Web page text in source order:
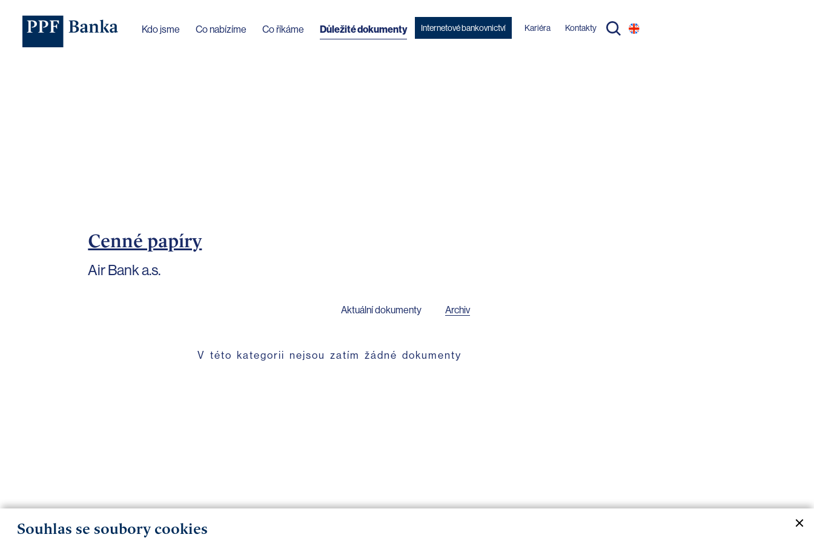
Souhlas se soubory cookies
Kdo jsme Co nabízíme Co říkáme Důležité dokumenty Internetové bankovnictví Kariéra Kontakty
Cenné papíry
Air Bank a.s.
Aktuální dokumenty Archiv
V této kategorii nejsou zatím žádné dokumenty